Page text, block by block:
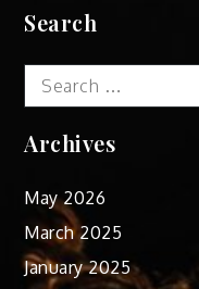
Search
Search
for:
Archives
May 2026
March 2025
January 2025